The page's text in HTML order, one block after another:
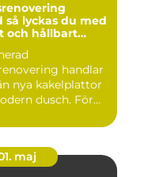
och hållbart
handlar
nya kakelplattor
dusch. För
maj